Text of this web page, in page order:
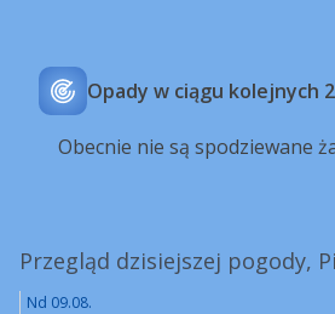
Opady w ciągu kolejnych
Obecnie nie są spodziewane
Przegląd dzisiejszej pogody,
Nd 09.08.